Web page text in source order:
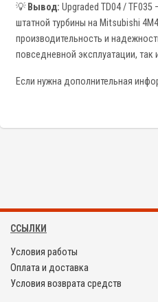
💡 Вывод: Upgraded TD04 /
штатной турбины на Mitsubishi
производительность и
повседневной эксплуатации, так
Если нужна дополнительная
ССЫЛКИ
Условия работы
Оплата и доставка
Условия возврата средств